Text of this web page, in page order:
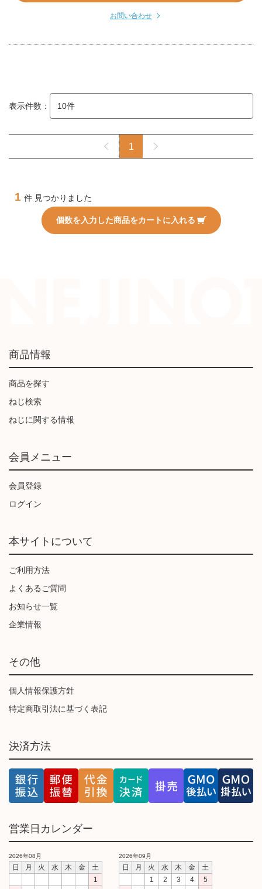
お問い合わせ
表示件数：
1
1 件 見つかりました
個数を入力した商品をカートに入れる
商品情報
商品を探す
ねじ検索
ねじに関する情報
会員メニュー
会員登録
ログイン
本サイトについて
ご利用方法
よくあるご質問
お知らせ一覧
企業情報
その他
個人情報保護方針
特定商取引法に基づく表記
決済方法
営業日カレンダー
2026年08月
日 月 火 水 木 金
土
1
2026年09月
日 月 火 水 木 金
土
1
2 3 4
5